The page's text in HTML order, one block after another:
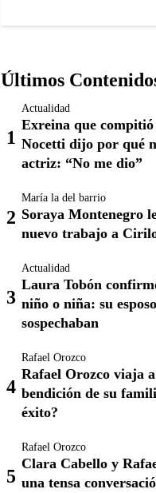
Últimos
Actualidad
Exreina que
Nocetti dijo por qué
actriz: “No me dio”
María la del barrio
Soraya Montenegro
nuevo trabajo a
Actualidad
Laura Tobón
niño o niña: su
sospechaban
Rafael Orozco
Rafael Orozco viaja
bendición de su
éxito?
Rafael Orozco
Clara Cabello y
una tensa